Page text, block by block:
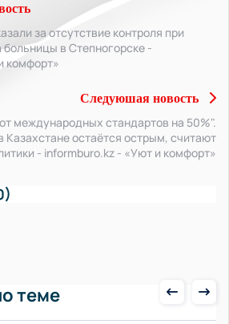
за отсутствие контроля при
больницы в Степногорске -
комфорт»
Следуюшая новость
международных стандартов на 50%".
остаётся острым, считают
- informburo.kz - «Уют и комфорт»
теме